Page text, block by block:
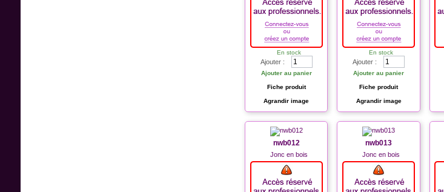
En stock
Ajouter :
Ajouter au panier
Fiche produit
Agrandir image
En stock
Ajouter :
Ajouter au panier
Fiche produit
Agrandir image
nwb012
Jonc en bois
nwb013
Jonc en bois